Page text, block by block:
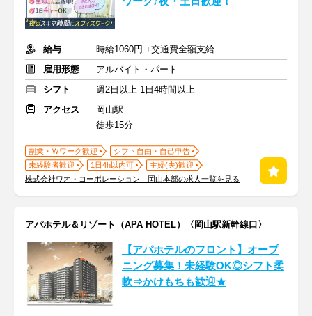
給与
時給1060円 +交通費全額支給
雇用形態
アルバイト・パート
シフト
週2日以上 1日4時間以上
アクセス
岡山駅
徒歩15分
副業・Ｗワーク歓迎
シフト自由・自己申告
未経験者歓迎
1日4h以内可
主婦(夫)歓迎
株式会社ワオ・コーポレーション 岡山本部の求人一覧を見る
アパホテル＆リゾート（APA HOTEL）〈岡山駅新幹線口〉
【アパホテルのフロント】オープ
ニング募集！未経験OK◎シフト柔
軟⇒かけもちも歓迎★